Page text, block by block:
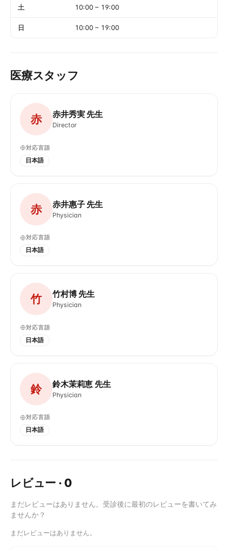
土 10:00 – 19:00
日 10:00 – 19:00
医療スタッフ
赤 赤井秀実 先生
Director
対応言語
日本語
赤 赤井惠子 先生
Physician
対応言語
日本語
竹 竹村博 先生
Physician
対応言語
日本語
鈴 鈴木茉莉恵 先生
Physician
対応言語
日本語
レビュー · 0
まだレビューはありません。受診後に最初のレビューを書いてみ
ませんか？
まだレビューはありません。